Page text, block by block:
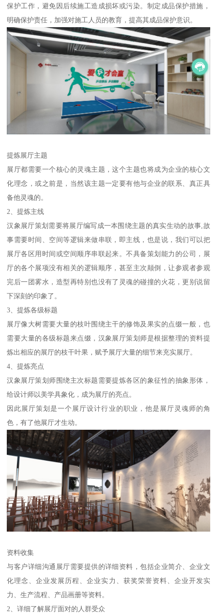
保护工作，避免因后续施工造成损坏或污染。制定成品保护措施，
明确保护责任，加强对施工人员的教育，提高其成品保护意识。
提炼展厅主题
展厅都需要一个核心的灵魂主题，这个主题也将成为企业的核心文
化理念，或之前是，当然该主题一定要有他与企业的联系、真正具
备他灵魂的。
2、提炼主线
汉象展厅策划需要将展厅编写成一本围绕主题的真实生动的故事,故
事需要时间、空间等逻辑来做串联，即主线，也是说，我们可以把
展厅各区用时间或空间顺序串联起来。不具备策划能力的公司，展
厅的各个展项没有相关的逻辑顺序，甚至主次颠倒，让参观者参观
完后一团雾水，造型再特别也没有了灵魂的碰撞的火花，更别说留
下深刻的印象了。
3、提炼各级标题
展厅像大树需要大量的枝叶围绕主干的修饰及果实的点缀一般，也
需要大量的各级标题来点缀，汉象展厅策划师是根据整理的资料提
炼出相应的展厅的枝干叶果，赋予展厅大量的细节来充实展厅。
4、提炼亮点
汉象展厅策划师围绕主次标题需要提炼各区的象征性的抽象形体，
给设计师以美学具象化，成为展厅的亮点。
因此展厅策划是一个展厅设计行业的职业，他是展厅灵魂师的角
色，有了他展厅才生动。
资料收集
与客户详细沟通展厅需要提供的详细资料，包括企业简介、企业文
化理念、企业发展历程、企业实力、获奖荣誉资料、企业开发实
力、生产流程、产品画册等资料。
2、详细了解展厅面对的人群受众